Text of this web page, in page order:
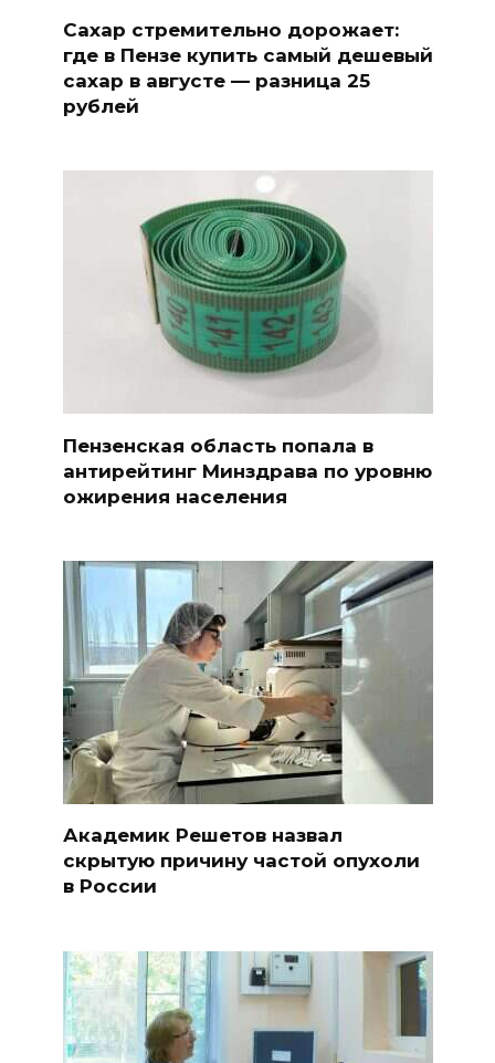
Сахар стремительно дорожает:
где в Пензе купить самый дешевый
сахар в августе — разница 25
рублей
Пензенская область попала в
антирейтинг Минздрава по уровню
ожирения населения
Академик Решетов назвал
скрытую причину частой опухоли
в России